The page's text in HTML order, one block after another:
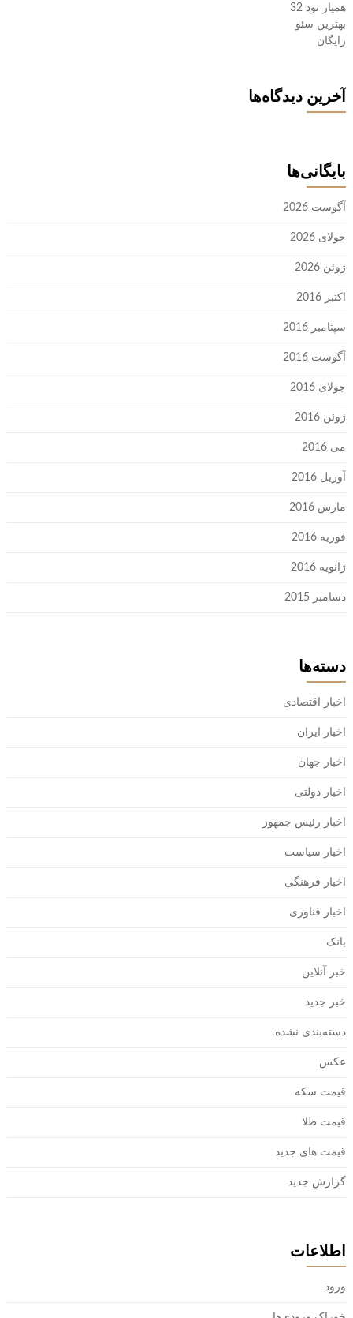
همیار نود 32
بهترین سئو
رایگان
آخرین دیدگاه‌ها
بایگانی‌ها
آگوست 2026
جولای 2026
ژوئن 2026
اکتبر 2016
سپتامبر 2016
آگوست 2016
جولای 2016
ژوئن 2016
می 2016
آوریل 2016
مارس 2016
فوریه 2016
ژانویه 2016
دسامبر 2015
دسته‌ها
اخبار اقتصادی
اخبار ایران
اخبار جهان
اخبار دولتی
اخبار رئیس جمهور
اخبار سیاست
اخبار فرهنگی
اخبار فناوری
بانک
خبر آنلاین
خبر جدید
دسته‌بندی نشده
عکس
قیمت سکه
قیمت طلا
قیمت های جدید
گزارش جدید
اطلاعات
ورود